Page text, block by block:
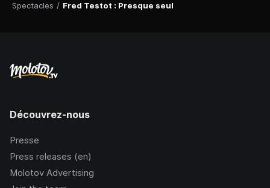
Spectacles / Fred Testot : Presque seul
Découvrez-nous
Presse
Press releases (en)
Molotov Advertising